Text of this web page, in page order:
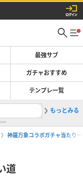
最強サブ
ガチャおすすめ
テンプレ一覧
2最強リ
もっとみる
神羅万象コラボガチャ当たり
道